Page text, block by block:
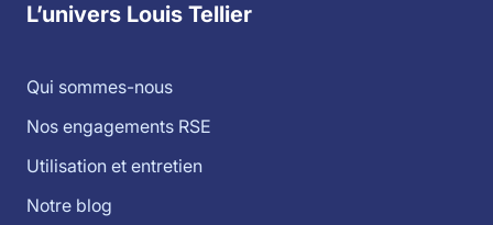
L’univers Louis Tellier
Qui sommes-nous
Nos engagements RSE
Utilisation et entretien
Notre blog